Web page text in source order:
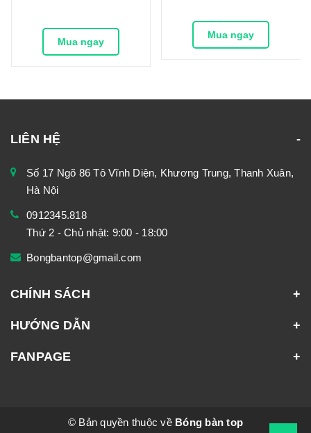
Mua ngay
Mua ngay
LIÊN HỆ
Số 17 Ngõ 86 Tô Vĩnh Diện, Khương Trung, Thanh Xuân,
Hà Nội
0912345.818
Thứ 2 - Chủ nhật: 9:00 - 18:00
Bongbantop@gmail.com
CHÍNH SÁCH
HƯỚNG DẪN
FANPAGE
© Bản quyền thuộc về Bóng bàn top